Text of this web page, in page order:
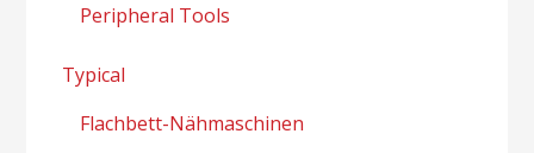
Peripheral Tools
Typical
Flachbett-Nähmaschinen